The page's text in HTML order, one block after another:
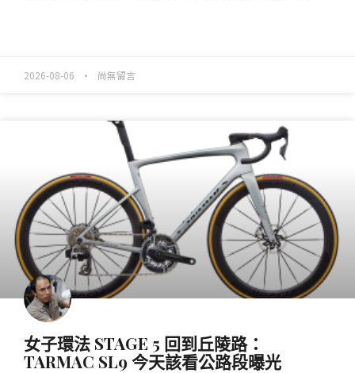
2026-08-06 尚無留言
女子環法 STAGE 5 回到丘陵路：
TARMAC SL9 今天該看公路段曝光